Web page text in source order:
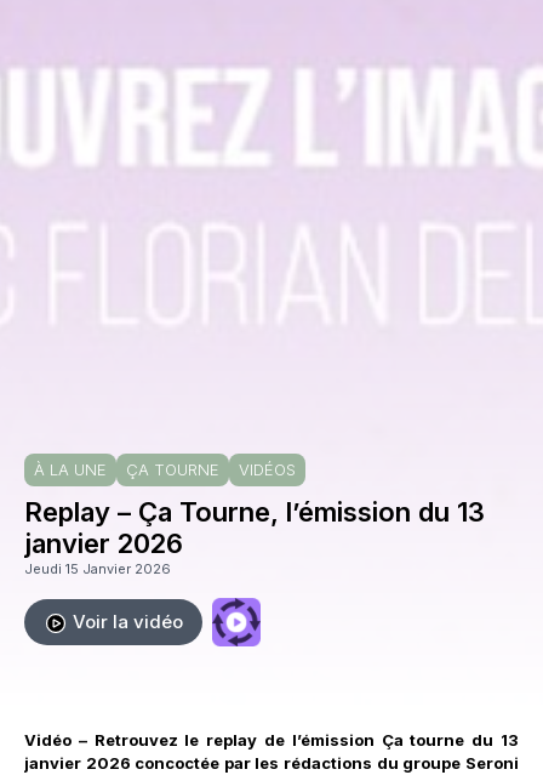
À LA UNE ÇA TOURNE VIDÉOS
Replay – Ça Tourne, l’émission du 13
janvier 2026
Jeudi 15 Janvier 2026
Voir la vidéo
Vidéo – Retrouvez le replay de l’émission Ça tourne du 13
janvier 2026 concoctée par les rédactions du groupe Seroni